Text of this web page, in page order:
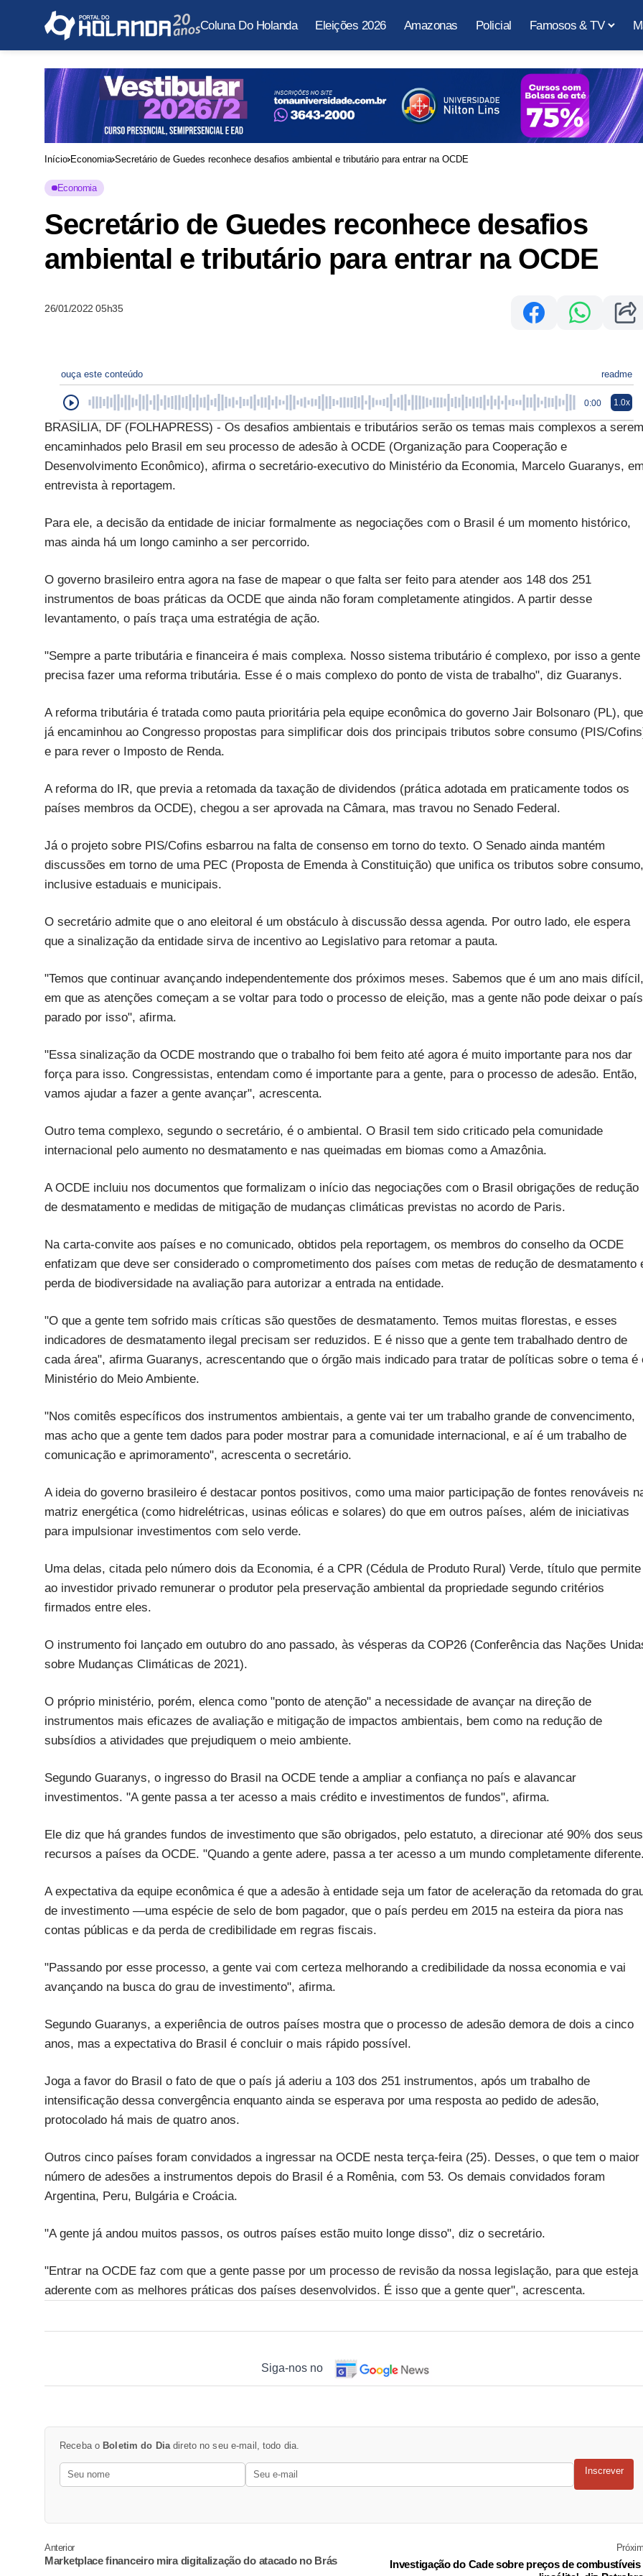
Coluna Do Holanda Eleições 2026 Amazonas Policial Famosos & TV
Início Economia Secretário de Guedes reconhece desafios ambiental e tributário para entrar na OCDE
Economia
Secretário de Guedes reconhece desafios
ambiental e tributário para entrar na OCDE
26/01/2022 05h35
ouça este conteúdo readme
0:00 1.0x
BRASÍLIA, DF (FOLHAPRESS) - Os desafios ambientais e tributários serão os temas mais complexos a serem
encaminhados pelo Brasil em seu processo de adesão à OCDE (Organização para Cooperação e
Desenvolvimento Econômico), afirma o secretário-executivo do Ministério da Economia, Marcelo Guaranys,
entrevista à reportagem.
Para ele, a decisão da entidade de iniciar formalmente as negociações com o Brasil é um momento histórico,
mas ainda há um longo caminho a ser percorrido.
O governo brasileiro entra agora na fase de mapear o que falta ser feito para atender aos 148 dos 251
instrumentos de boas práticas da OCDE que ainda não foram completamente atingidos. A partir desse
levantamento, o país traça uma estratégia de ação.
"Sempre a parte tributária e financeira é mais complexa. Nosso sistema tributário é complexo, por isso a gente
precisa fazer uma reforma tributária. Esse é o mais complexo do ponto de vista de trabalho", diz Guaranys.
A reforma tributária é tratada como pauta prioritária pela equipe econômica do governo Jair Bolsonaro (PL), que
já encaminhou ao Congresso propostas para simplificar dois dos principais tributos sobre consumo (PIS/
e para rever o Imposto de Renda.
A reforma do IR, que previa a retomada da taxação de dividendos (prática adotada em praticamente todos os
países membros da OCDE), chegou a ser aprovada na Câmara, mas travou no Senado Federal.
Já o projeto sobre PIS/Cofins esbarrou na falta de consenso em torno do texto. O Senado ainda mantém
discussões em torno de uma PEC (Proposta de Emenda à Constituição) que unifica os tributos sobre consumo,
inclusive estaduais e municipais.
O secretário admite que o ano eleitoral é um obstáculo à discussão dessa agenda. Por outro lado, ele espera
que a sinalização da entidade sirva de incentivo ao Legislativo para retomar a pauta.
"Temos que continuar avançando independentemente dos próximos meses. Sabemos que é um ano mais difícil,
em que as atenções começam a se voltar para todo o processo de eleição, mas a gente não pode deixar o país
parado por isso", afirma.
"Essa sinalização da OCDE mostrando que o trabalho foi bem feito até agora é muito importante para nos dar
força para isso. Congressistas, entendam como é importante para a gente, para o processo de adesão. Então,
vamos ajudar a fazer a gente avançar", acrescenta.
Outro tema complexo, segundo o secretário, é o ambiental. O Brasil tem sido criticado pela comunidade
internacional pelo aumento no desmatamento e nas queimadas em biomas como a Amazônia.
A OCDE incluiu nos documentos que formalizam o início das negociações com o Brasil obrigações de redução
de desmatamento e medidas de mitigação de mudanças climáticas previstas no acordo de Paris.
Na carta-convite aos países e no comunicado, obtidos pela reportagem, os membros do conselho da OCDE
enfatizam que deve ser considerado o comprometimento dos países com metas de redução de desmatamento
perda de biodiversidade na avaliação para autorizar a entrada na entidade.
"O que a gente tem sofrido mais críticas são questões de desmatamento. Temos muitas florestas, e esses
indicadores de desmatamento ilegal precisam ser reduzidos. E é nisso que a gente tem trabalhado dentro de
cada área", afirma Guaranys, acrescentando que o órgão mais indicado para tratar de políticas sobre o tema é
Ministério do Meio Ambiente.
"Nos comitês específicos dos instrumentos ambientais, a gente vai ter um trabalho grande de convencimento,
mas acho que a gente tem dados para poder mostrar para a comunidade internacional, e aí é um trabalho de
comunicação e aprimoramento", acrescenta o secretário.
A ideia do governo brasileiro é destacar pontos positivos, como uma maior participação de fontes renováveis
matriz energética (como hidrelétricas, usinas eólicas e solares) do que em outros países, além de iniciativas
para impulsionar investimentos com selo verde.
Uma delas, citada pelo número dois da Economia, é a CPR (Cédula de Produto Rural) Verde, título que permite
ao investidor privado remunerar o produtor pela preservação ambiental da propriedade segundo critérios
firmados entre eles.
O instrumento foi lançado em outubro do ano passado, às vésperas da COP26 (Conferência das Nações
sobre Mudanças Climáticas de 2021).
O próprio ministério, porém, elenca como "ponto de atenção" a necessidade de avançar na direção de
instrumentos mais eficazes de avaliação e mitigação de impactos ambientais, bem como na redução de
subsídios a atividades que prejudiquem o meio ambiente.
Segundo Guaranys, o ingresso do Brasil na OCDE tende a ampliar a confiança no país e alavancar
investimentos. "A gente passa a ter acesso a mais crédito e investimentos de fundos", afirma.
Ele diz que há grandes fundos de investimento que são obrigados, pelo estatuto, a direcionar até 90% dos seus
recursos a países da OCDE. "Quando a gente adere, passa a ter acesso a um mundo completamente
A expectativa da equipe econômica é que a adesão à entidade seja um fator de aceleração da retomada do
de investimento —uma espécie de selo de bom pagador, que o país perdeu em 2015 na esteira da piora nas
contas públicas e da perda de credibilidade em regras fiscais.
"Passando por esse processo, a gente vai com certeza melhorando a credibilidade da nossa economia e vai
avançando na busca do grau de investimento", afirma.
Segundo Guaranys, a experiência de outros países mostra que o processo de adesão demora de dois a cinco
anos, mas a expectativa do Brasil é concluir o mais rápido possível.
Joga a favor do Brasil o fato de que o país já aderiu a 103 dos 251 instrumentos, após um trabalho de
intensificação dessa convergência enquanto ainda se esperava por uma resposta ao pedido de adesão,
protocolado há mais de quatro anos.
Outros cinco países foram convidados a ingressar na OCDE nesta terça-feira (25). Desses, o que tem o maior
número de adesões a instrumentos depois do Brasil é a Romênia, com 53. Os demais convidados foram
Argentina, Peru, Bulgária e Croácia.
"A gente já andou muitos passos, os outros países estão muito longe disso", diz o secretário.
"Entrar na OCDE faz com que a gente passe por um processo de revisão da nossa legislação, para que esteja
aderente com as melhores práticas dos países desenvolvidos. É isso que a gente quer", acrescenta.
Siga-nos no
Receba o Boletim do Dia direto no seu e-mail, todo dia.
Inscrever
Anterior
Marketplace financeiro mira digitalização do atacado no Brás
Investigação do Cade sobre preços de combustíveis